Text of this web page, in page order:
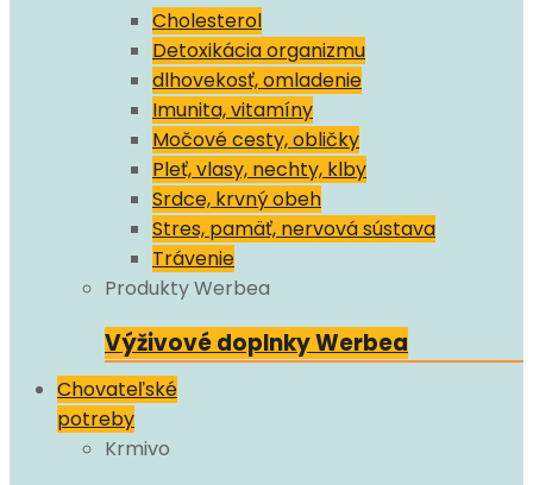
Cholesterol
Detoxikácia organizmu
dlhovekosť, omladenie
Imunita, vitamíny
Močové cesty, obličky
Pleť, vlasy, nechty, klby
Srdce, krvný obeh
Stres, pamäť, nervová sústava
Trávenie
Produkty Werbea
Výživové doplnky Werbea
Chovateľské
potreby
Krmivo